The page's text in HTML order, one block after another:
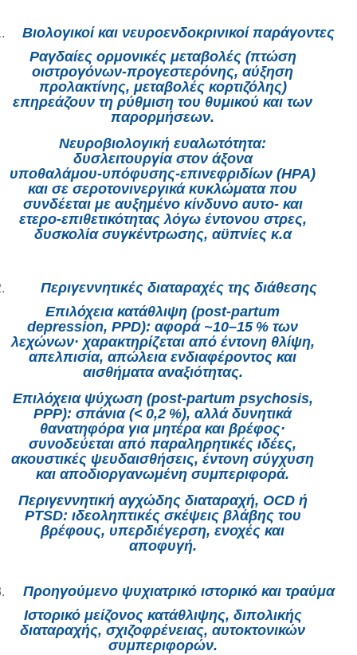
Βιολογικοί και νευροενδοκρινικοί παράγοντες
Ραγδαίες ορμονικές μεταβολές (πτώση
οιστρογόνων‑προγεστερόνης, αύξηση
προλακτίνης, μεταβολές κορτιζόλης)
επηρεάζουν τη ρύθμιση του θυμικού και των
παρορμήσεων.
Νευροβιολογική ευαλωτότητα:
δυσλειτουργία στον άξονα
υποθαλάμου‑υπόφυσης‑επινεφριδίων (HPA)
και σε σεροτονινεργικά κυκλώματα που
συνδέεται με αυξημένο κίνδυνο αυτο‑ και
ετερο‑επιθετικότητας λόγω έντονου στρες,
δυσκολία συγκέντρωσης, αϋπνίες κ.α
Περιγεννητικές διαταραχές της διάθεσης
Επιλόχεια κατάθλιψη (post‑partum
depression, PPD): αφορά ~10–15 % των
λεχώνων· χαρακτηρίζεται από έντονη θλίψη,
απελπισία, απώλεια ενδιαφέροντος και
αισθήματα αναξιότητας.
Επιλόχεια ψύχωση (post‑partum psychosis,
PPP): σπάνια (< 0,2 %), αλλά δυνητικά
θανατηφόρα για μητέρα και βρέφος·
συνοδεύεται από παραληρητικές ιδέες,
ακουστικές ψευδαισθήσεις, έντονη σύγχυση
και αποδιοργανωμένη συμπεριφορά.
Περιγεννητική αγχώδης διαταραχή, OCD ή
PTSD: ιδεοληπτικές σκέψεις βλάβης του
βρέφους, υπερδιέγερση, ενοχές και
αποφυγή.
Προηγούμενο ψυχιατρικό ιστορικό και τραύμα
Ιστορικό μείζονος κατάθλιψης, διπολικής
διαταραχής, σχιζοφρένειας, αυτοκτονικών
συμπεριφορών.